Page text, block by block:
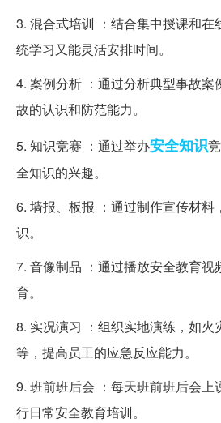
3. 混合式培训 ：结合集中授课和
统学习又能灵活安排时间。
4. 案例分析 ：通过分析典型事故
故的认识和防范能力。
5. 知识竞赛 ：通过举办安全知识
全知识的兴趣。
6. 墙报、板报 ：通过制作宣传材料
识。
7. 音像制品 ：通过播放安全教育视
育。
8. 实况演习 ：组织实地演练，如火
等，提高员工的应急反应能力。
9. 班前班后会 ：每天班前班后会
行日常安全教育培训。